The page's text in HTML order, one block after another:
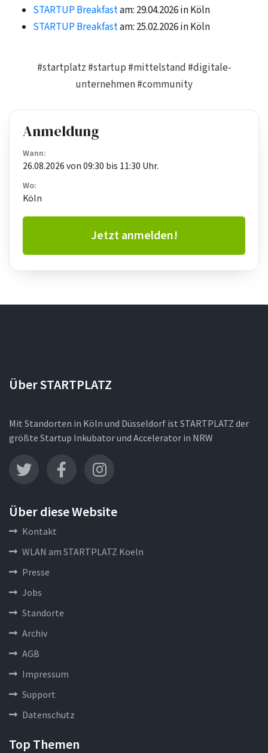
STARTUP Breakfastam: 29.04.2026 in Köln
STARTUP Breakfastam: 25.02.2026 in Köln
#startplatz #startup #mittelstand #digitale-
unternehmen#community
Anmeldung
Wann:
26.08.2026 von 09:30 bis 11:30 Uhr.
Wo:
Köln
Jetzt anmelden!
Über STARTPLATZ
Mit Standorten in Köln und Düsseldorf ist STARTPLATZ der
größte Startup Inkubator und Accelerator in NRW
Über diese Website
Kontakt
WLAN am STARTPLATZ Koeln
Presse
Jobs
Standorte
Archiv
AGB
Impressum
Support
Datenschutz
Top Themen